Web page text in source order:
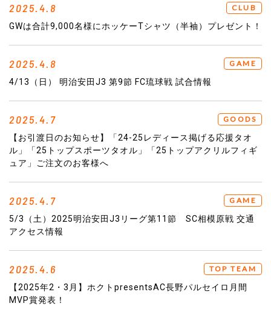
2025.4.8 CLUB
GWは合計9,000名様にホッケーTシャツ（半袖）プレゼント！
2025.4.8 GAME
4/13（日） 明治安田J3 第9節 FC琉球戦 試合情報
2025.4.7 GOODS
【お引渡日のお知らせ】「24-25レディース掲げる応援タオ
ル」「25トップスポーツタオル」「25トップアクリルフィギ
ュア」ご注文のお客様へ
2025.4.7 GAME
5/3（土）2025明治安田J3リーグ第11節 SC相模原戦 交通
アクセス情報
2025.4.6 TOP TEAM
【2025年2・3月】ホクトpresentsAC長野パルセイロ月間
MVP賞発表！